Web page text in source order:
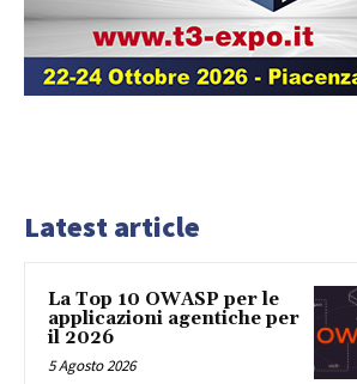
Latest article
La Top 10 OWASP per le
applicazioni agentiche per
il 2026
5 Agosto 2026